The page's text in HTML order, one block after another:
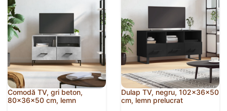
Comodă TV, gri beton,
80x36x50 cm, lemn
Dulap TV, negru, 102x36x50
cm, lemn prelucrat